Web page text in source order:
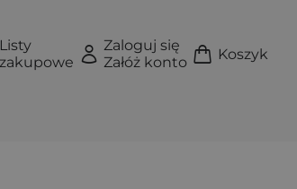
Listy
zakupowe
Zaloguj się
Załóż konto
Koszyk